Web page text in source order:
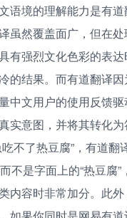
语境的理解能力是有
虽然覆盖面广，但在
有强烈文化色彩的表
的结果。而有道翻译
中文用户的使用反馈
实意图，并将其转化
不了热豆腐”，有道翻
不是字面上的“热豆腐
内容时非常加分。此